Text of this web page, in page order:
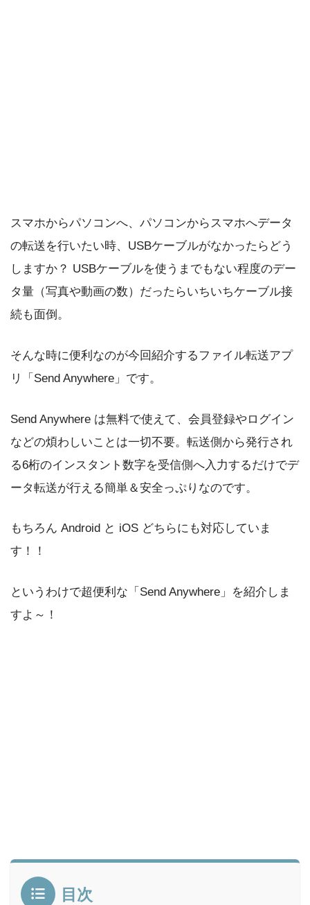
スマホからパソコンへ、パソコンからスマホへデータ
の転送を行いたい時、USBケーブルがなかったらどう
しますか？ USBケーブルを使うまでもない程度のデー
タ量（写真や動画の数）だったらいちいちケーブル接
続も面倒。
そんな時に便利なのが今回紹介するファイル転送アプ
リ「Send Anywhere」です。
Send Anywhere は無料で使えて、会員登録やログイン
などの煩わしいことは一切不要。転送側から発行され
る6桁のインスタント数字を受信側へ入力するだけでデ
ータ転送が行える簡単＆安全っぷりなのです。
もちろん Android と iOS どちらにも対応していま
す！！
というわけで超便利な「Send Anywhere」を紹介しま
すよ～！
目次